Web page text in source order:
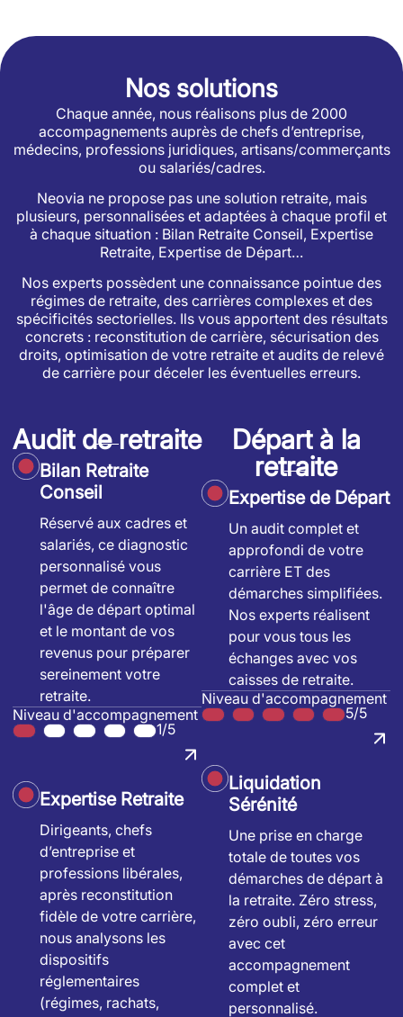
Nos solutions
Chaque année, nous réalisons plus de 2000
accompagnements auprès de chefs d’entreprise,
médecins, professions juridiques, artisans/commerçants
ou salariés/cadres.
Neovia ne propose pas une solution retraite, mais
plusieurs, personnalisées et adaptées à chaque profil et
à chaque situation : Bilan Retraite Conseil, Expertise
Retraite, Expertise de Départ…
Nos experts possèdent une connaissance pointue des
régimes de retraite, des carrières complexes et des
spécificités sectorielles. Ils vous apportent des résultats
concrets : reconstitution de carrière, sécurisation des
droits, optimisation de votre retraite et audits de relevé
de carrière pour déceler les éventuelles erreurs.
Audit de retraite
Bilan Retraite
Conseil
Réservé aux cadres et
salariés, ce diagnostic
personnalisé vous
permet de connaître
l'âge de départ optimal
et le montant de vos
revenus pour préparer
sereinement votre
retraite.
Niveau d'accompagnement
1/5
Expertise Retraite
Dirigeants, chefs
d’entreprise et
professions libérales,
après reconstitution
fidèle de votre carrière,
nous analysons les
dispositifs
réglementaires
(régimes, rachats,
Départ à la
retraite
Expertise de Départ
Un audit complet et
approfondi de votre
carrière ET des
démarches simplifiées.
Nos experts réalisent
pour vous tous les
échanges avec vos
caisses de retraite.
Niveau d'accompagnement
5/5
Liquidation
Sérénité
Une prise en charge
totale de toutes vos
démarches de départ à
la retraite. Zéro stress,
zéro oubli, zéro erreur
avec cet
accompagnement
complet et
personnalisé.